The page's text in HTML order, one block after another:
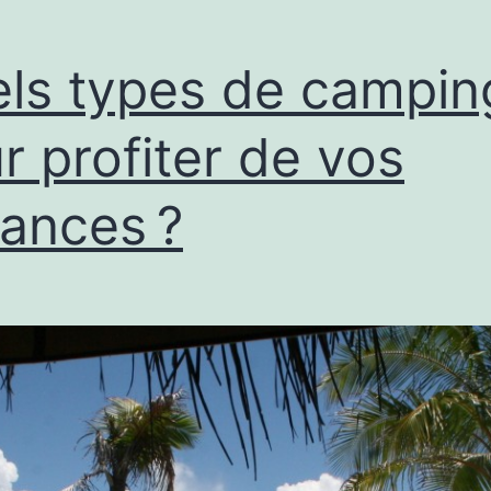
types de
profiter de vos
?